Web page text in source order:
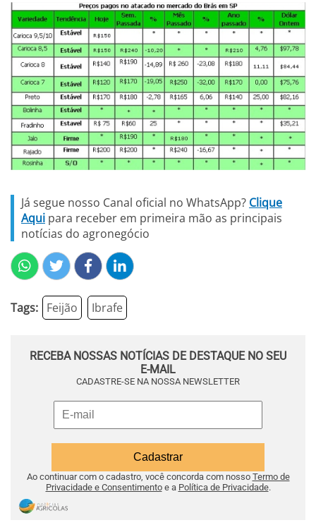
Já segue nosso Canal oficial no WhatsApp? Clique
Aqui para receber em primeira mão as principais
notícias do agronegócio
Tags: Feijão Ibrafe
RECEBA NOSSAS NOTÍCIAS DE DESTAQUE NO SEU
E-MAIL
CADASTRE-SE NA NOSSA NEWSLETTER
Ao continuar com o cadastro, você concorda com nosso Termo de
Privacidade e Consentimentoe a Política de Privacidade.